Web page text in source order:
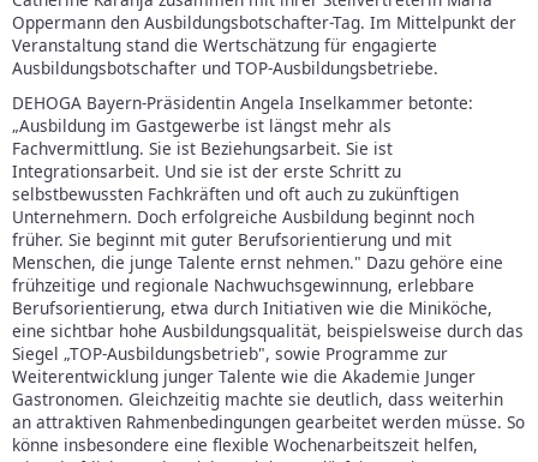
Oppermann den Ausbildungsbotschafter-Tag. Im Mittelpunkt der
Veranstaltung stand die Wertschätzung für engagierte
Ausbildungsbotschafter und TOP-Ausbildungsbetriebe.
DEHOGA Bayern-Präsidentin Angela Inselkammer betonte:
„Ausbildung im Gastgewerbe ist längst mehr als
Fachvermittlung. Sie ist Beziehungsarbeit. Sie ist
Integrationsarbeit. Und sie ist der erste Schritt zu
selbstbewussten Fachkräften und oft auch zu zukünftigen
Unternehmern. Doch erfolgreiche Ausbildung beginnt noch
früher. Sie beginnt mit guter Berufsorientierung und mit
Menschen, die junge Talente ernst nehmen." Dazu gehöre eine
frühzeitige und regionale Nachwuchsgewinnung, erlebbare
Berufsorientierung, etwa durch Initiativen wie die Miniköche,
eine sichtbar hohe Ausbildungsqualität, beispielsweise durch das
Siegel „TOP-Ausbildungsbetrieb", sowie Programme zur
Weiterentwicklung junger Talente wie die Akademie Junger
Gastronomen. Gleichzeitig machte sie deutlich, dass weiterhin
an attraktiven Rahmenbedingungen gearbeitet werden müsse. So
könne insbesondere eine flexible Wochenarbeitszeit helfen,